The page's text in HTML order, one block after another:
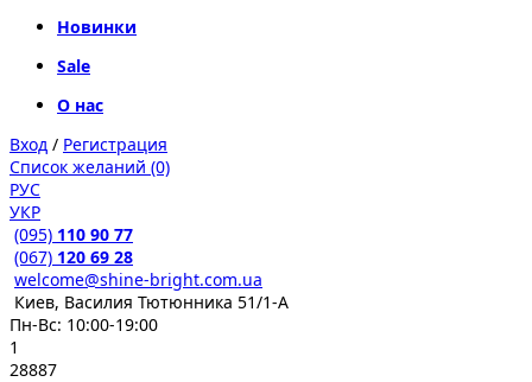
Новинки
Sale
О нас
Вход / Регистрация
Список желаний (0)
РУС
УКР
(095) 110 90 77
(067) 120 69 28
welcome@shine-bright.com.ua
Киев, Василия Тютюнника 51/1-А
Пн-Вс: 10:00-19:00
1
28887